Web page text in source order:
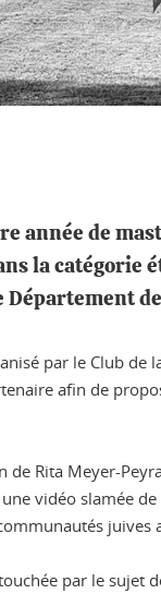
année de
la catégorie
de
par le Club de
afin de
Rita Meyer-
vidéo slamée
juives
par le